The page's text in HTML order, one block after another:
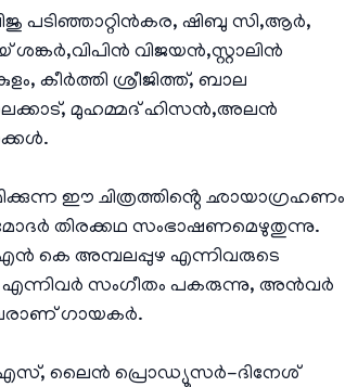
പടിഞ്ഞാറ്റിൻകര, ഷിബു സി,ആർ,
വിജയൻ,സ്റ്റാലിൻ
ശ്രീജിത്ത്, ബാല
മുഹമ്മദ് ഹിസൻ,അലൻ
ഈ ചിത്രത്തിൻ്റെ ഛായാഗ്രഹണം
തിരക്കഥ സംഭാഷണമെഴുതുന്നു.
കെ അമ്പലപ്പുഴ എന്നിവരുടെ
സംഗീതം പകരുന്നു, അൻവർ
ഗായകർ.
എസ്, ലൈൻ പ്രൊഡ്യൂസർ-ദിനേശ്